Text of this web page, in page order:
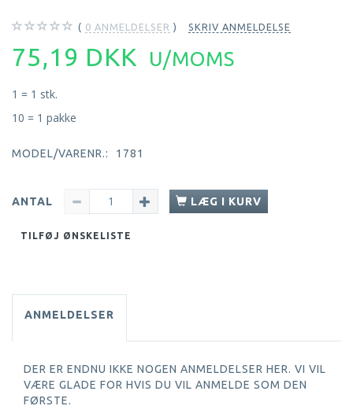
0 ANMELDELSER SKRIV ANMELDELSE
75,19 DKK U/MOMS
1 = 1 stk.
10 = 1 pakke
MODEL/VARENR.: 1781
ANTAL LÆG I KURV
TILFØJ ØNSKELISTE
ANMELDELSER
DER ER ENDNU IKKE NOGEN ANMELDELSER HER. VI VIL
VÆRE GLADE FOR HVIS DU VIL ANMELDE SOM DEN
FØRSTE.